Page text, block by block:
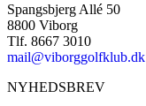
Spangsbjerg Allé 50
8800 Viborg
Tlf. 8667 3010
mail@viborggolfklub.dk
NYHEDSBREV